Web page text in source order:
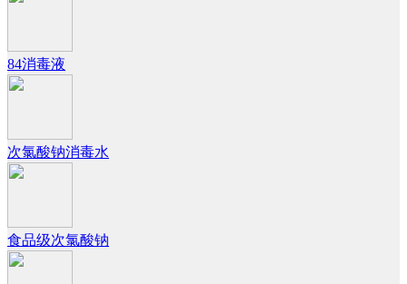
84消毒液
次氯酸钠消毒水
食品级次氯酸钠